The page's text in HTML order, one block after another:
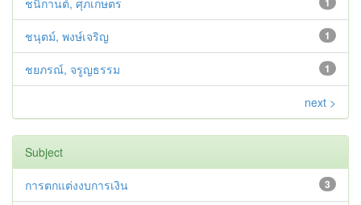
ชนิกานต์, ศุภเกษตร
1
ชนุตม์, พงษ์เจริญ
1
ชยภรณ์, จรูญธรรม
next >
Subject
3
การตกแต่งงบการเงิน